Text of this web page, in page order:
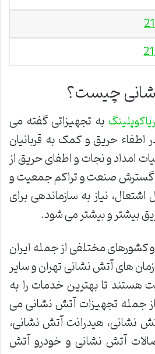
چیست؟
به تجهیزاتی گفته می
حریق و کمک به قربانیان
امداد و نجات و اطفای حریق از
گسترش صنعت و تراکم جمعیت و
اشتعال، نیاز به سازماندهی برای
بیشتر و بیشتر می شود.
کشورهای مختلفی از جمله ایران
های آتش نشانی تهران و سایر
هستند تا بهترین خدمات را به
از جمله تجهیزات آتش نشانی می
نشانی، هیدرانت آتش نشانی،
آتش نشانی و خودرو آتش